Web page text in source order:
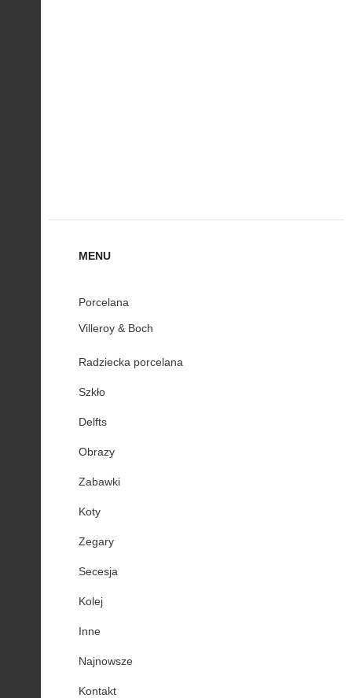
MENU
Porcelana
Villeroy & Boch
Radziecka porcelana
Szkło
Delfts
Obrazy
Zabawki
Koty
Zegary
Secesja
Kolej
Inne
Najnowsze
Kontakt